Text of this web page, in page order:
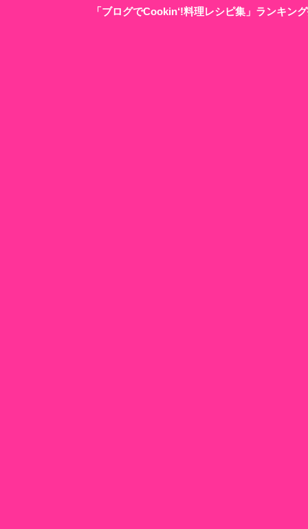
「ブログでCookin‘!料理レシピ集」ランキン